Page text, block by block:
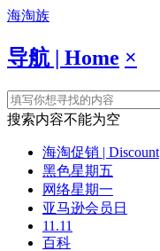
海淘族
导航 | Home ×
搜索内容不能为空
海淘促销 | Discount
黑色星期五
网络星期一
亚马逊会员日
11.11
百科